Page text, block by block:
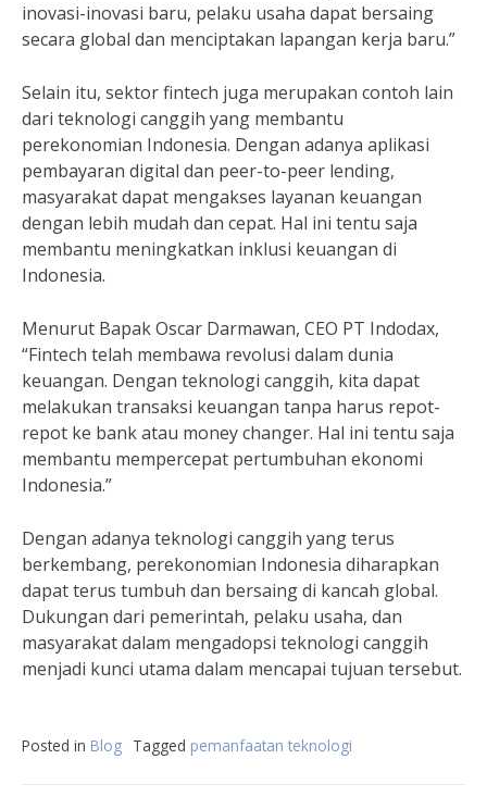
inovasi-inovasi baru, pelaku usaha dapat bersaing
secara global dan menciptakan lapangan kerja baru.”
Selain itu, sektor fintech juga merupakan contoh lain
dari teknologi canggih yang membantu
perekonomian Indonesia. Dengan adanya aplikasi
pembayaran digital dan peer-to-peer lending,
masyarakat dapat mengakses layanan keuangan
dengan lebih mudah dan cepat. Hal ini tentu saja
membantu meningkatkan inklusi keuangan di
Indonesia.
Menurut Bapak Oscar Darmawan, CEO PT Indodax,
“Fintech telah membawa revolusi dalam dunia
keuangan. Dengan teknologi canggih, kita dapat
melakukan transaksi keuangan tanpa harus repot-
repot ke bank atau money changer. Hal ini tentu saja
membantu mempercepat pertumbuhan ekonomi
Indonesia.”
Dengan adanya teknologi canggih yang terus
berkembang, perekonomian Indonesia diharapkan
dapat terus tumbuh dan bersaing di kancah global.
Dukungan dari pemerintah, pelaku usaha, dan
masyarakat dalam mengadopsi teknologi canggih
menjadi kunci utama dalam mencapai tujuan tersebut.
Posted in Blog Tagged pemanfaatan teknologi